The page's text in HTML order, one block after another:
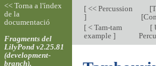
[<< Percussion
]
[
[
[< Tam-tam
example ]
[
<< Torna a l'índex
de la
documentació
Fragments del
LilyPond v2.25.81
(development-
branch).